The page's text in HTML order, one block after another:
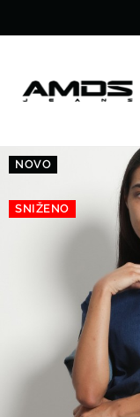
NOVO
SNIŽENO